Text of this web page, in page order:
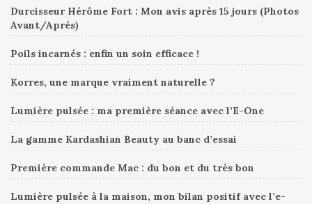
Durcisseur Hérôme Fort : Mon avis après 15 jours (Photos
Avant/Après)
Poils incarnés : enfin un soin efficace !
Korres, une marque vraiment naturelle ?
Lumière pulsée : ma première séance avec l’E-One
La gamme Kardashian Beauty au banc d’essai
Première commande Mac : du bon et du très bon
Lumière pulsée à la maison, mon bilan positif avec l’e-